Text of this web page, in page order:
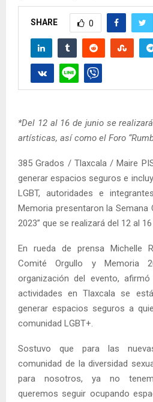
SHARE 0
*Del 12 al 16 de junio se
artísticas, así como el Foro
385 Grados / Tlaxcala / Maire
generar espacios seguros e
LGBT, autoridades e
Memoria presentaron la Semana
2023” que se realizará del 12 al 16
En rueda de prensa Michelle
Comité Orgullo y Memoria
organización del evento,
actividades en Tlaxcala se
generar espacios seguros a
comunidad LGBT+.
Sostuvo que para las
comunidad de la diversidad
para nosotros, ya no
queremos seguir ocupando